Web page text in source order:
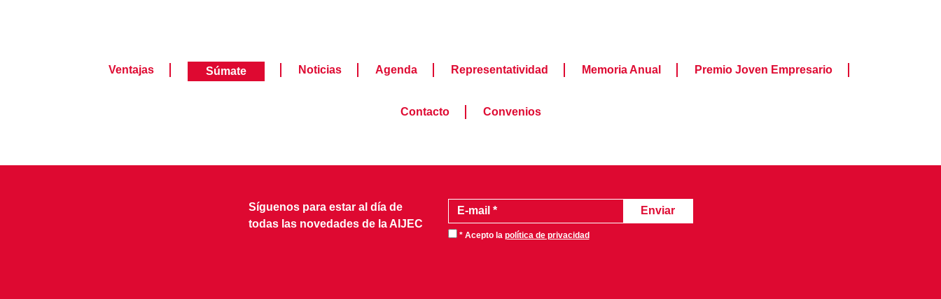
Ventajas Súmate Noticias Agenda Representatividad Memoria Anual Premio Joven Empresario
Contacto Convenios
Síguenos para estar al día de
todas las novedades de la AIJEC
* Acepto la política de privacidad